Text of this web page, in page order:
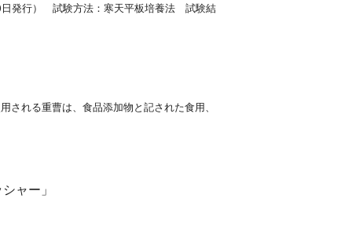
日発行） 試験方法：寒天平板培養法 試験結
される重曹は、食品添加物と記された食用、
ャー」